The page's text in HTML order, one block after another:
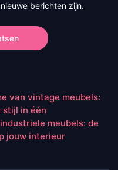
berichten zijn.
van vintage meubels:
stijl in één
meubels: de
jouw interieur